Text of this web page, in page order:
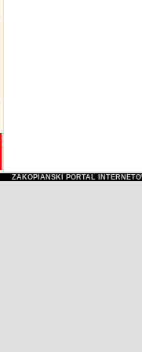
ZAKOPIAŃSKI PORTAL